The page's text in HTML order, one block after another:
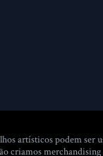
artísticos podem ser
criamos